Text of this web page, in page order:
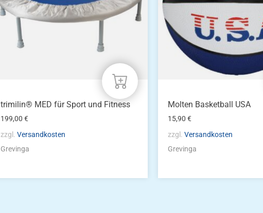
trimilin® MED für Sport und Fitness
199,00€
zzgl.Versandkosten
Grevinga
Molten Basketball USA
15,90€
zzgl.Versandkosten
Grevinga